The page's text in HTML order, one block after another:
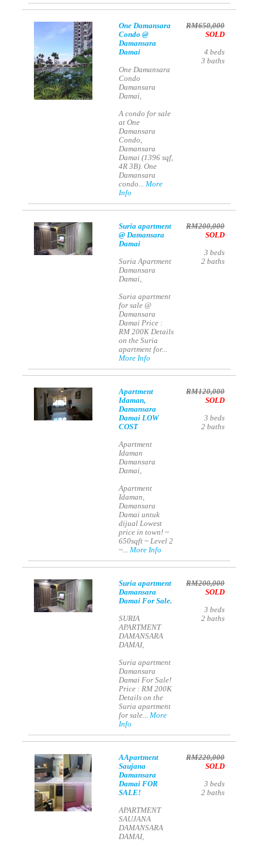
One Damansara
Condo @
Damansara
Damai
One Damansara
Condo
Damansara
Damai,
A condo for sale
at One
Damansara
Condo,
Damansara
Damai (1396 sqf,
4R 3B). One
Damansara
condo...More
Info
RM650,000
SOLD
4 beds
3 baths
Suria apartment
@ Damansara
Damai
Suria Apartment
Damansara
Damai,
Suria apartment
for sale @
Damansara
Damai Price :
RM 200K Details
on the Suria
apartment for...
More Info
RM200,000
SOLD
3 beds
2 baths
Apartment
Idaman,
Damansara
Damai LOW
COST
Apartment
Idaman
Damansara
Damai,
Apartment
Idaman,
Damansara
Damai untuk
dijual Lowest
price in town! ~
650sqft ~ Level 2
~...More Info
RM120,000
SOLD
3 beds
2 baths
Suria apartment
Damansara
Damai For Sale.
SURIA
APARTMENT
DAMANSARA
DAMAI,
Suria apartment
Damansara
Damai For Sale!
Price : RM 200K
Details on the
Suria apartment
for sale...More
Info
RM200,000
SOLD
3 beds
2 baths
AApartment
Saujana
Damansara
Damai FOR
SALE!
APARTMENT
SAUJANA
DAMANSARA
DAMAI,
RM220,000
SOLD
3 beds
2 baths